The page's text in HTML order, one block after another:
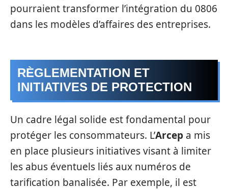
pourraient transformer l’intégration du 0806
dans les modèles d’affaires des entreprises.
RÈGLEMENTATION ET
INITIATIVES DE PROTECTION
Un cadre légal solide est fondamental pour
protéger les consommateurs. L’Arcep a mis
en place plusieurs initiatives visant à limiter
les abus éventuels liés aux numéros de
tarification banalisée. Par exemple, il est